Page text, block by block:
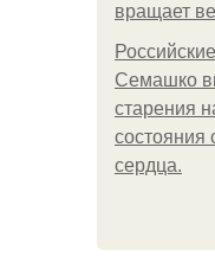
вращает
Семашко
старения
состояния
сердца.